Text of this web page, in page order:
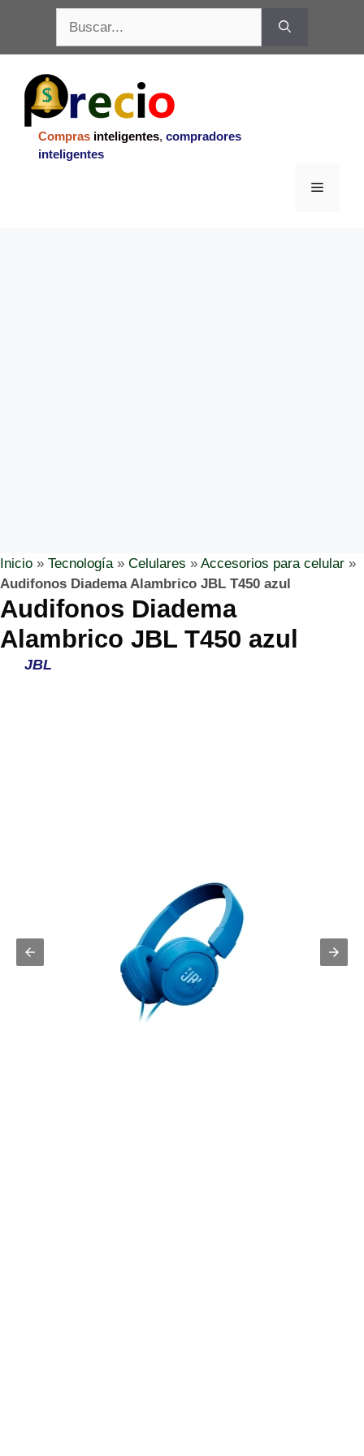
contenido
Compras inteligentes, compradores
inteligentes
Menu
Inicio » Tecnología» Celulares » Accesorios para celular »
Audifonos Diadema Alambrico JBL T450 azul
Audifonos Diadema
Alambrico JBL T450 azul
JBL